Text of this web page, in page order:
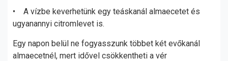
• A vízbe keverhetünk egy teáskanál almaecetet és
ugyanannyi citromlevet is.
Egy napon belül ne fogyasszunk többet két evőkanál
almaecetnél, mert idővel csökkentheti a vér